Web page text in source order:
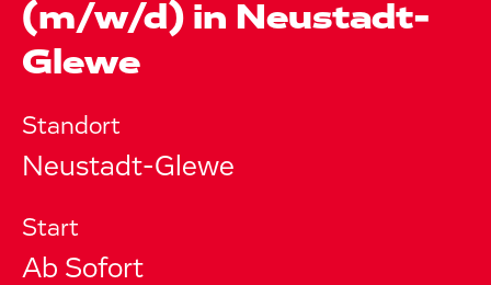
(m/w/d) in Neustadt-
Glewe
Standort
Neustadt-Glewe
Start
Ab Sofort